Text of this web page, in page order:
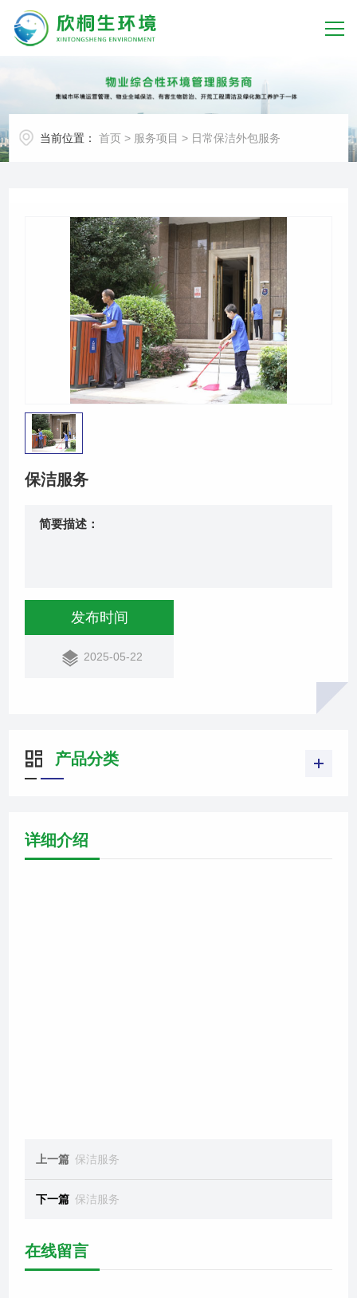
首页
客户案例
新闻中心
荣誉资质
联系我们
当前位置： 首页 > 服务项目 > 日常保洁外包服务
保洁服务
简要描述：
发布时间
2025-05-22
产品分类
详细介绍
上一篇 保洁服务
下一篇 保洁服务
在线留言